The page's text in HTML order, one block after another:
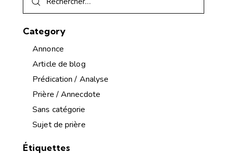
Category
Annonce
Article de blog
Prédication / Analyse
Prière / Annecdote
Sans catégorie
Sujet de prière
Étiquettes